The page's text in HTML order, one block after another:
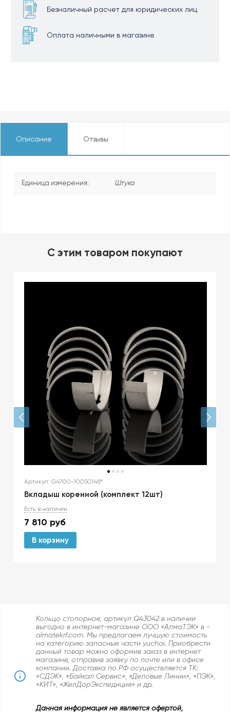
Безналичный расчет для юридических лиц
Оплата наличными в магазине
Описание Отзывы
Единица измерения: Штука
C этим товаром покупают
Артикул: G4700-1005014B*
Вкладыш коренной (комплект 12шт)
Есть в наличии
7 810 руб
В корзину
Кольцо стопорное, артикул Q43042 в наличии
выгодно в интернет-магазине ООО «АлмаТЭК» в -
almatekrf.com. Мы предлагаем лучшую стоимость
на категорию запасные части yuchai. Приобрести
данный товар можно оформив заказ в интернет
магазине, отправив заявку по почте или в офисе
компании. Доставка по РФ осуществляется ТК:
«СДЭК», «Байкал Сервис», «Деловые Линии», «ПЭК»,
«КИТ», «ЖелДорЭкспедиция» и др.